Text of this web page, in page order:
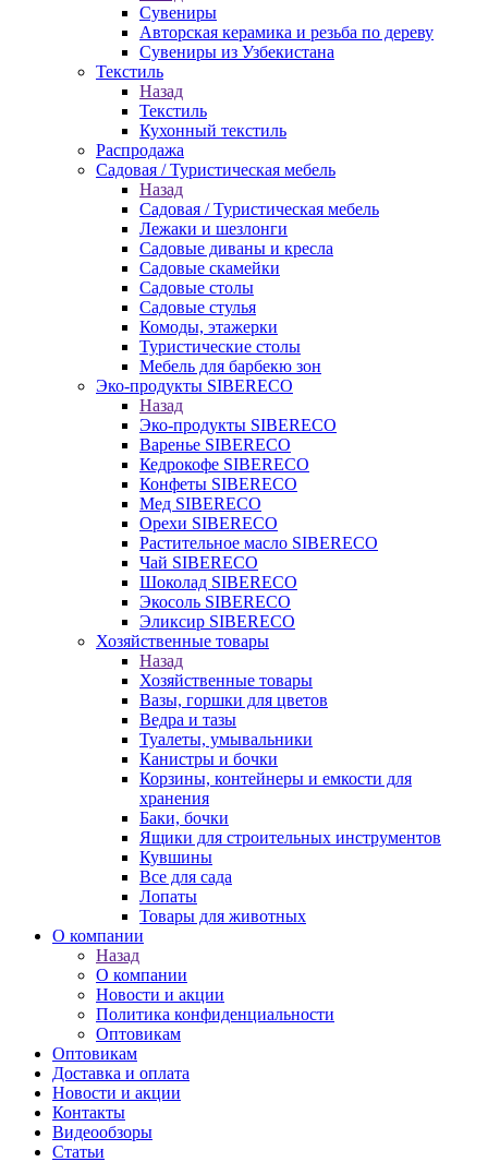
Сувениры
Авторская керамика и резьба по дереву
Сувениры из Узбекистана
Текстиль
Назад
Текстиль
Кухонный текстиль
Распродажа
Садовая / Туристическая мебель
Назад
Садовая / Туристическая мебель
Лежаки и шезлонги
Садовые диваны и кресла
Садовые скамейки
Садовые столы
Садовые стулья
Комоды, этажерки
Туристические столы
Мебель для барбекю зон
Эко-продукты SIBERECO
Назад
Эко-продукты SIBERECO
Варенье SIBERECO
Кедрокофе SIBERECO
Конфеты SIBERECO
Мед SIBERECO
Орехи SIBERECO
Растительное масло SIBERECO
Чай SIBERECO
Шоколад SIBERECO
Экосоль SIBERECO
Эликсир SIBERECO
Хозяйственные товары
Назад
Хозяйственные товары
Вазы, горшки для цветов
Ведра и тазы
Туалеты, умывальники
Канистры и бочки
Корзины, контейнеры и емкости для
хранения
Баки, бочки
Ящики для строительных инструментов
Кувшины
Все для сада
Лопаты
Товары для животных
О компании
Назад
О компании
Новости и акции
Политика конфиденциальности
Оптовикам
Оптовикам
Доставка и оплата
Новости и акции
Контакты
Видеообзоры
Статьи